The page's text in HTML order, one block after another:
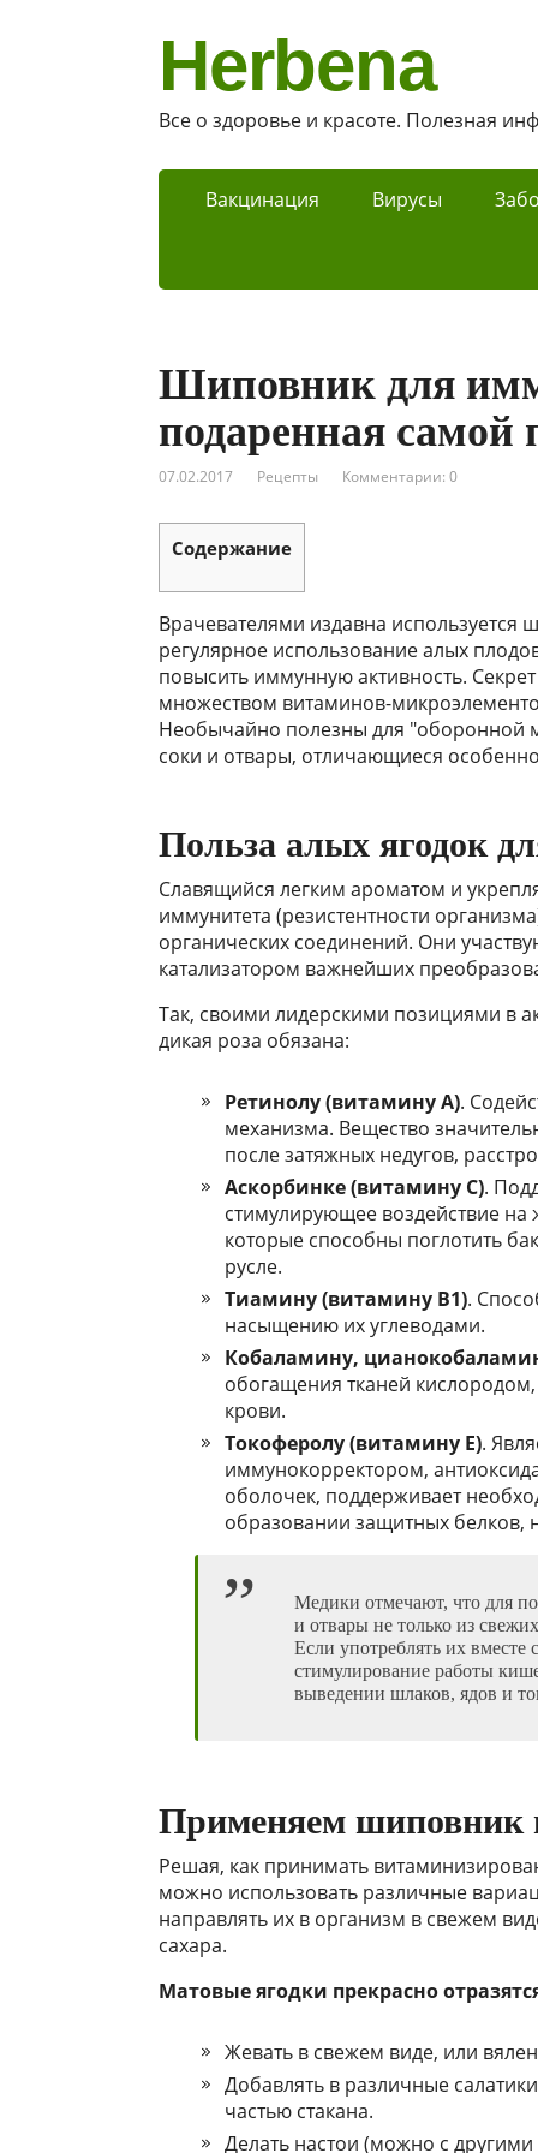
Herbena
Все о здоровье и красоте. Полезная
Вакцинация Вирусы
Шиповник для
подаренная самой
07.02.2017 Рецепты Комментарии: 0
Содержание
Врачевателями издавна
регулярное использование алых
повысить иммунную активность.
множеством витаминов-
Необычайно полезны для
соки и отвары, отличающиеся
Польза алых ягодок
Славящийся легким ароматом и
иммунитета (резистентности
органических соединений. Они
катализатором важнейших
Так, своими лидерскими позициями в
дикая роза обязана:
Ретинолу (витамину A).
механизма. Вещество
после затяжных недугов,
Аскорбинке (витамину C).
стимулирующее воздействие на
которые способны поглотить
русле.
Тиамину (витамину B1).
насыщению их углеводами.
Кобаламину,
обогащения тканей
крови.
Токоферолу (витамину E).
иммунокорректором,
оболочек, поддерживает
образовании защитных белков,
Медики отмечают, что для
и отвары не только из
Если употреблять их вместе
стимулирование работы
выведении шлаков, ядов и
Применяем шиповник
Решая, как принимать
можно использовать различные
направлять их в организм в свежем
сахара.
Матовые ягодки прекрасно
Жевать в свежем виде, или
Добавлять в различные
частью стакана.
Делать настои (можно с